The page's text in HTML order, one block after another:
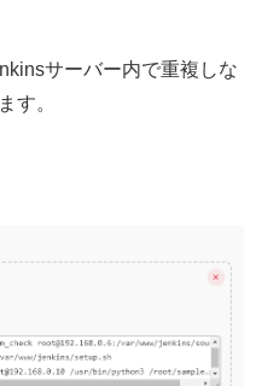
サーバー内で重複しな
す。